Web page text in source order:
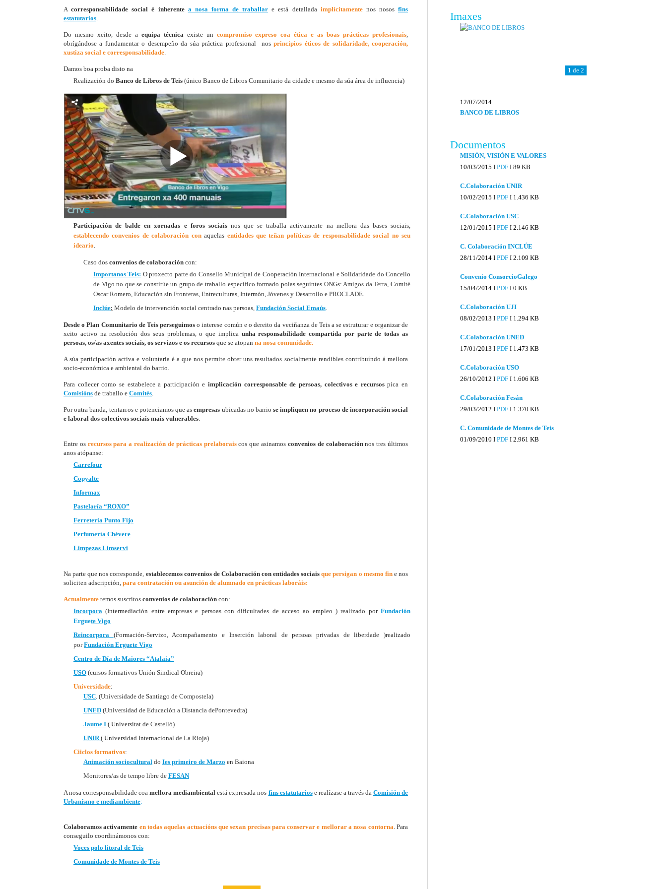
Acorresponsabilidade social é inherente a nosa forma de traballar e está detallada implícitamentenos nosos fins
estatutarios.
Do mesmo xeito, desde a equipa técnica existe un compromiso expreso coa ética e as boas prácticas profesionais,
obrígándose a fundamentar o desempeño da súa práctica profesional nosprincipios éticos de solidaridade, cooperación,
xustiza social e corresponsabilidade.
Damos boa proba disto na
Realización do Banco de Libros de Teis (único Banco de Libros Comunitario da cidade e mesmo da súa área de influencia)
Participación de baldeen xornadas e foros sociais nos que se traballa activamente na mellora das bases sociais,
establecendo convenios de colaboración conaquelas entidades que teñan políticas de responsabilidade social no seu
ideario.
Caso dos convenios de colaboración con:​
​Importanos Teis: O proxecto parte do Consello Municipal de Cooperación Internacional e Solidaridade do Concello
de Vigo no que se constitúe un grupo de traballo específico formado polas seguintes ONGs: Amigos da Terra, Comité
Oscar Romero, Educación sin Fronteras, Entreculturas, Intermón, Jóvenes y Desarrollo e PROCLADE.
Inclúe: Modelo de intervención social centrado nas persoas, Fundación Social Emaús.
Desde o Plan Comunitario de Teis perseguimos o interese común e o dereito da veciñanza de Teis a se estruturar e organizar de
xeito activo na resolución dos seus problemas, o que implica unha responsabilidade compartida por parte de todas as
persoas, os/as axentes sociais, os servizos e os recursos que se atopan na nosa comunidade.
A súa participación activa e voluntaria é a que nos permite obter uns resultados socialmente rendibles contribuíndo á mellora
socio-económica e ambiental do barrio.
Para coñecer como se estabelece a participación e implicación corresponsable de persoas, colectivos e recursospica en
Comisións de traballo e Comités.
Por outra banda, tentamos e potenciamos que asempresas ubicadas no barriose impliquen no proceso de incorporación social
e laboral dos colectivos sociais mais vulnerables.
Entre os recursos para a realización de prácticas prelaboraiscos que asinamos convenios de colaboraciónnos tres últimos
anos atópanse:
Carrefour
Copyalte
Informax
Pastelaría “ROXO”
Ferreteria Punto Fijo
Perfumería Chévere
Limpezas Limservi
Na parte que nos corresponde, establecemos convenios de Colaboración con entidades sociais que persigan o mesmo fine nos
soliciten adscripción, para contratación ou asunción de alumnado en prácticas laboráis:
Actualmente temos suscritos convenios de colaboración con:
Incorpora (Intermediación entre empresas e persoas con dificultades de acceso ao empleo ) realizado por Fundación
Erguete Vigo
Reincorpora (Formación-Servizo, Acompañamento e Inserción laboral de persoas privadas de liberdade )realizado
porFundación Erguete Vigo
Centro de Día de Maiores “Atalaia”
USO (cursos formativos Unión Sindical Obreira)
Universidade:
USC. (Universidade de Santiago de Compostela)
UNED (Universidad de Educación a Distancia dePontevedra)
Jaume I ( Universitat de Castelló)
UNIR( Universidad Internacional de La Rioja)
Ciiclos formativos:
Animación sociocultural do Ies primeiro de Marzo en Baiona
Monitores/as de tempo libre de FESAN
A nosa corresponsabilidade coamellora mediambiental está expresada nos fins estatutariose realízase a través da Comisión de
Urbanísmo e mediambiente:
Colaboramos activamente en todas aquelas actuacións que sexan precisas para conservar e mellorar a nosa contorna. Para
conseguilo coordinámonos con:
Voces polo litoral de Teis
Comunidade de Montes de Teis
Imaxes
1 de 2
12/07/2014
BANCO DE LIBROS
Documentos
MISIÓN, VISIÓN E VALORES
10/03/2015 I PDF I 89 KB
C.Colaboración UNIR
10/02/2015 I PDF I 1.436 KB
C.Colaboración USC
12/01/2015 I PDF I 2.146 KB
C. Colaboración INCLÚE
28/11/2014 I PDF I 2.109 KB
Convenio ConsorcioGalego
15/04/2014 I PDF I 0 KB
C.Colaboración UJI
08/02/2013 I PDF I 1.294 KB
C.Colaboración UNED
17/01/2013 I PDF I 1.473 KB
C.Colaboración USO
26/10/2012 I PDF I 1.606 KB
C.Colaboración Fesán
29/03/2012 I PDF I 1.370 KB
C. Comunidade de Montes de Teis
01/09/2010 I PDF I 2.961 KB